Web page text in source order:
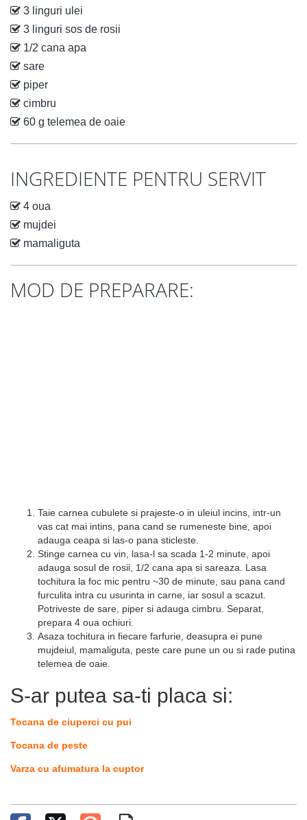
3 linguri ulei
3 linguri sos de rosii
1/2 cana apa
sare
piper
cimbru
60 g telemea de oaie
INGREDIENTE PENTRU SERVIT
4 oua
mujdei
mamaliguta
MOD DE PREPARARE:
Taie carnea cubulete si prajeste-o in uleiul incins, intr-un
vas cat mai intins, pana cand se rumeneste bine, apoi
adauga ceapa si las-o pana sticleste.
Stinge carnea cu vin, lasa-l sa scada 1-2 minute, apoi
adauga sosul de rosii, 1/2 cana apa si sareaza. Lasa
tochitura la foc mic pentru ~30 de minute, sau pana cand
furculita intra cu usurinta in carne, iar sosul a scazut.
Potriveste de sare, piper si adauga cimbru. Separat,
prepara 4 oua ochiuri.
Asaza tochitura in fiecare farfurie, deasupra ei pune
mujdeiul, mamaliguta, peste care pune un ou si rade putina
telemea de oaie.
S-ar putea sa-ti placa si:
Tocana de ciuperci cu pui
Tocana de peste
Varza cu afumatura la cuptor